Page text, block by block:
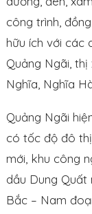
công trình,
hữu ích với các
Quảng Ngãi, thị
Nghĩa, Nghĩa
Quảng Ngãi
có tốc độ đô
mới, khu công
dầu Dung
Bắc – Nam